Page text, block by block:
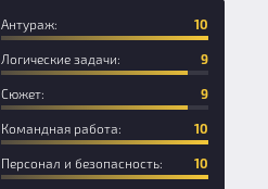
Антураж: 10
Логические задачи: 9
Сюжет: 9
Командная работа: 10
Персонал и безопасность: 10